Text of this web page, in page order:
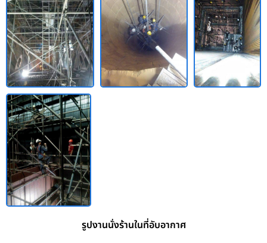
รูปงานนั่งร้านในที่อับอากาศ